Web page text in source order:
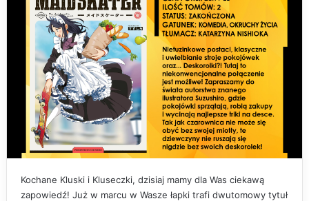
Kochane Kluski i Kluseczki, dzisiaj mamy dla Was ciekawą
zapowiedź! Już w marcu w Wasze łapki trafi dwutomowy tytuł